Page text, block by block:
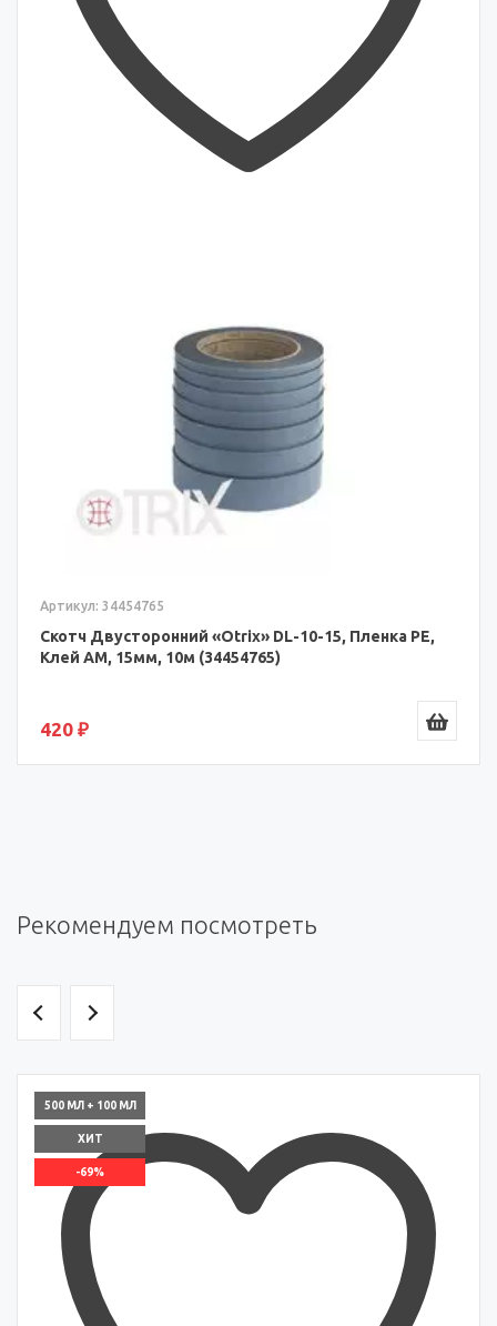
Артикул: 34454765
Скотч Двусторонний «Otrix» DL-10-15, Пленка PE,
Клей AM, 15мм, 10м (34454765)
420 ₽
Рекомендуем посмотреть
500 МЛ + 100 МЛ
ХИТ
-69%